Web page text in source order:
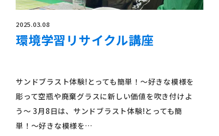
2025.03.08
環境学習リサイクル講座
サンドブラスト体験!とっても簡単！〜好きな模様を
彫って空瓶や廃棄グラスに新しい価値を吹き付けよ
う〜 3月8日は、サンドブラスト体験!とっても簡
単！〜好きな模様を…